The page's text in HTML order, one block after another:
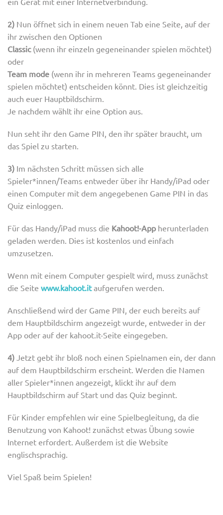
2) Nun öffnet sich in einem neuen Tab eine Seite, auf der
ihr zwischen den Optionen
Classic(wenn ihr einzeln gegeneinander spielen möchtet)
oder
Team mode (wenn ihr in mehreren Teams gegeneinander
spielen möchtet) entscheiden könnt. Dies ist gleichzeitig
auch euer Hauptbildschirm.
Je nachdem wählt ihr eine Option aus.
Nun seht ihr den Game PIN, den ihr später braucht, um
das Spiel zu starten.
3) Im nächsten Schritt müssen sich alle
Spieler*innen/Teams entweder über ihr Handy/iPad oder
einen Computer mit dem angegebenen Game PIN in das
Quiz einloggen.
Für das Handy/iPad muss die Kahoot!-Appherunterladen
geladen werden. Dies ist kostenlos und einfach
umzusetzen.
Wenn mit einem Computer gespielt wird, muss zunächst
die Seite www.kahoot.itaufgerufen werden.
Anschließend wird der Game PIN, der euch bereits auf
dem Hauptbildschirm angezeigt wurde, entweder in der
App oder auf der kahoot.it-Seite eingegeben.
4) Jetzt gebt ihr bloß noch einen Spielnamen ein, der dann
auf dem Hauptbildschirm erscheint. Werden die Namen
aller Spieler*innen angezeigt, klickt ihr auf dem
Hauptbildschirm auf Start und das Quiz beginnt.
Für Kinder empfehlen wir eine Spielbegleitung, da die
Benutzung von Kahoot! zunächst etwas Übung sowie
Internet erfordert. Außerdem ist die Website
englischsprachig.
Viel Spaß beim Spielen!